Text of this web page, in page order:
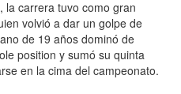
la carrera tuvo como gran
volvió a dar un golpe de
de 19 años dominó de
position y sumó su quinta
en la cima del campeonato.